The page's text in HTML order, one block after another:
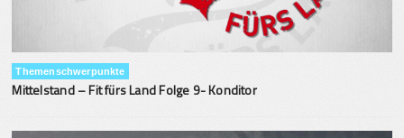
Themenschwerpunkte
Mittelstand – Fit fürs Land Folge 9- Konditor